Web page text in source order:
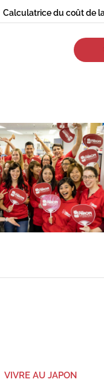
Calculatrice du coût de
VIVRE AU JAPON